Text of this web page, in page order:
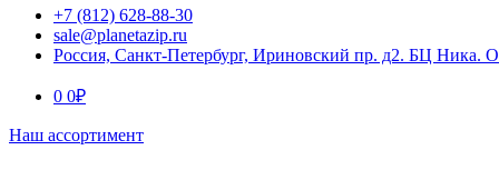
+7 (812) 628-88-30
sale@planetazip.ru
Россия, Санкт-Петербург, Ириновский пр. д2. БЦ Ника.
0 0₽
Наш ассортимент